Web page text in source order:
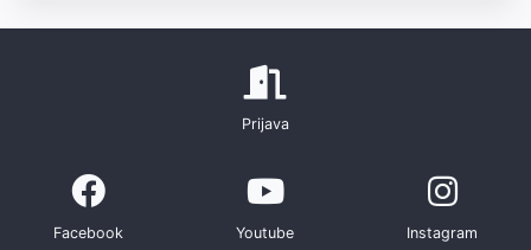
Prijava
Facebook Youtube Instagram